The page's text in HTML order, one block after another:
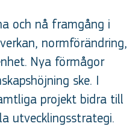
och nå framgång i
normförändring,
Nya förmågor
ske. I
projekt bidra till
utvecklingsstrategi.